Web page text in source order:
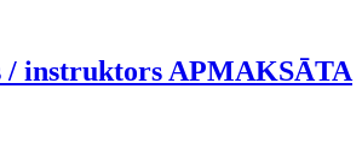
/ instruktors APMAKSĀTA